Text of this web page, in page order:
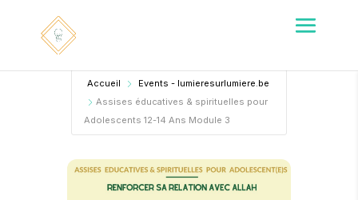
Accueil
Events - lumieresurlumiere.be
Assises éducatives & spirituelles pour
Adolescents 12-14 Ans Module 3